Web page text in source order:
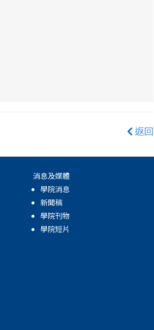
返回
消息及媒體
學院消息
新聞稿
學院刊物
學院短片